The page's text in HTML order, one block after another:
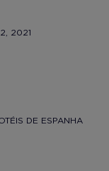
2021
DE ESPANHA